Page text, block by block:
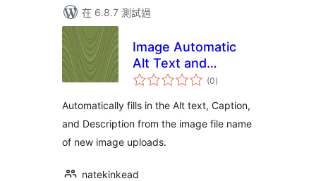
在 6.8.7 測試過
Image Automatic
Alt Text and
Caption
(0總
評)
Automatically fills in the Alt text, Caption,
and Description from the image file name
of new image uploads.
natekinkead